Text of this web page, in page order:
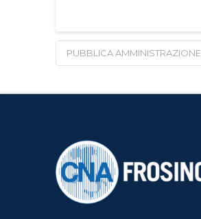
PUBBLICA AMMINISTRAZIONE